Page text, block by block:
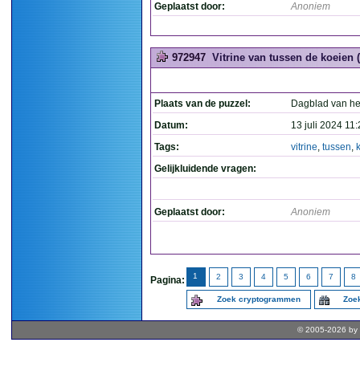
Geplaatst door: Anoniem
972947 Vitrine van tussen de koeien
Plaats van de puzzel:
Dagblad van
Datum:
13 juli 2024
Tags:
vitrine, tussen,
Gelijkluidende vragen:
Geplaatst door: Anoniem
Pagina: 1 2 3 4 5 6 7 8
Zoek cryptogrammen
© 2005-2026 by